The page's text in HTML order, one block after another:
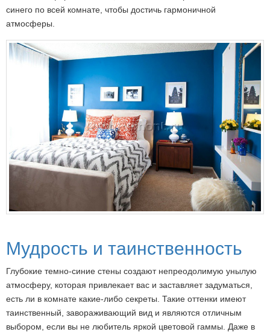
синего по всей комнате, чтобы достичь гармоничной
атмосферы.
Мудрость и таинственность
Глубокие темно-синие стены создают непреодолимую унылую
атмосферу, которая привлекает вас и заставляет задуматься,
есть ли в комнате какие-либо секреты. Такие оттенки имеют
таинственный, завораживающий вид и являются отличным
выбором, если вы не любитель яркой цветовой гаммы. Даже в